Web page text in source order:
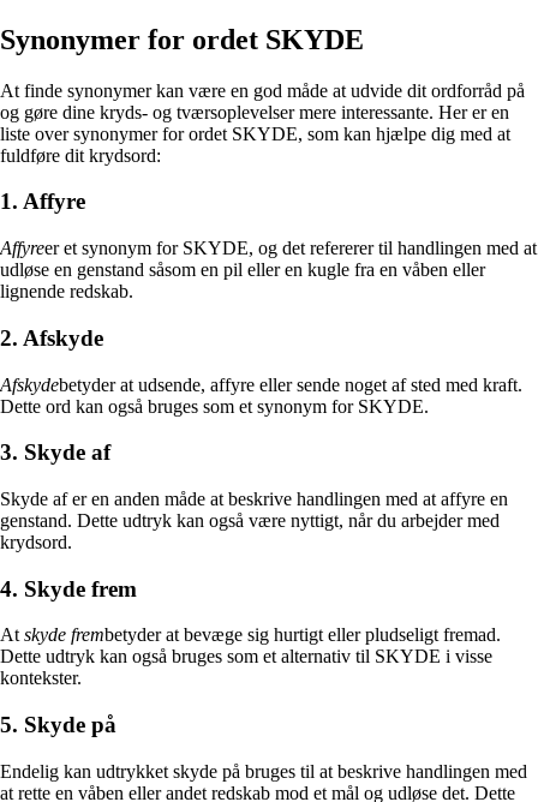
Synonymer for ordet SKYDE
At finde synonymer kan være en god måde at udvide dit ordforråd på
og gøre dine kryds- og tværsoplevelser mere interessante. Her er en
liste over synonymer for ordet SKYDE, som kan hjælpe dig med at
fuldføre dit krydsord:
1. Affyre
Affyreer et synonym for SKYDE, og det refererer til handlingen med at
udløse en genstand såsom en pil eller en kugle fra en våben eller
lignende redskab.
2. Afskyde
Afskydebetyder at udsende, affyre eller sende noget af sted med kraft.
Dette ord kan også bruges som et synonym for SKYDE.
3. Skyde af
Skyde af er en anden måde at beskrive handlingen med at affyre en
genstand. Dette udtryk kan også være nyttigt, når du arbejder med
krydsord.
4. Skyde frem
Atskyde frembetyder at bevæge sig hurtigt eller pludseligt fremad.
Dette udtryk kan også bruges som et alternativ til SKYDE i visse
kontekster.
5. Skyde på
Endelig kan udtrykket skyde på bruges til at beskrive handlingen med
at rette en våben eller andet redskab mod et mål og udløse det. Dette